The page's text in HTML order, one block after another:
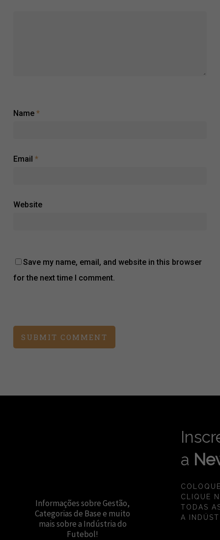
Name *
Email *
Website
Save my name, email, and website in this browser
for the next time I comment.
Informações sobre Gestão,
Categorias de Base e muito
mais sobre a Indústria do
Futebol!
a
CLIQUE
TODAS
A